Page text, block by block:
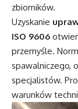
zbiorników.
Uzyskanie
ISO 9606
przemyśle.
spawalniczego,
specjalistów.
warunków